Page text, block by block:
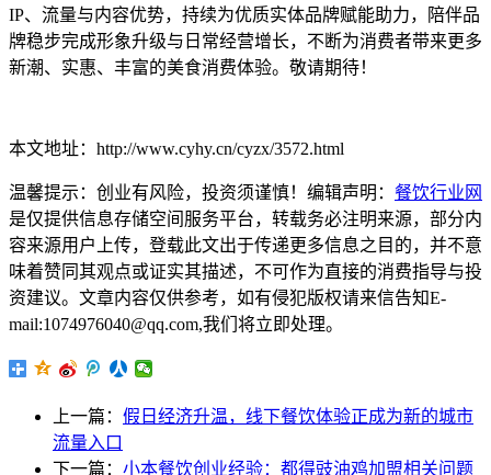
IP、流量与内容优势，持续为优质实体品牌赋能助力，陪伴品
牌稳步完成形象升级与日常经营增长，不断为消费者带来更多
新潮、实惠、丰富的美食消费体验。敬请期待！
本文地址：http://www.cyhy.cn/cyzx/3572.html
温馨提示：创业有风险，投资须谨慎！编辑声明： 餐饮行业网
是仅提供信息存储空间服务平台，转载务必注明来源，部分内
容来源用户上传，登载此文出于传递更多信息之目的，并不意
味着赞同其观点或证实其描述，不可作为直接的消费指导与投
资建议。文章内容仅供参考，如有侵犯版权请来信告知E-
mail:1074976040@qq.com,我们将立即处理。
上一篇： 假日经济升温，线下餐饮体验正成为新的城市
流量入口
下一篇： 小本餐饮创业经验：都得豉油鸡加盟相关问题